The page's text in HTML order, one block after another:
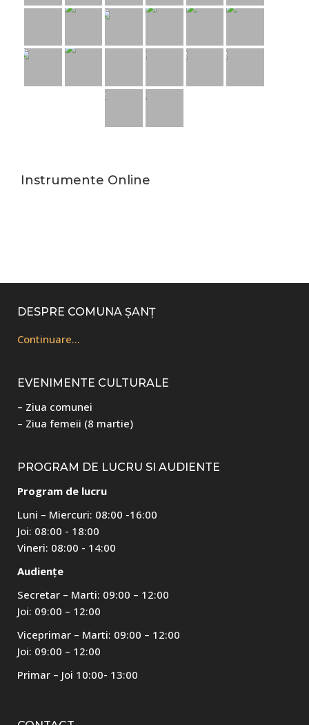
Instrumente Online
Footer
DESPRE COMUNA ȘANȚ
Continuare…
EVENIMENTE CULTURALE
– Ziua comunei
– Ziua femeii (8 martie)
PROGRAM DE LUCRU SI AUDIENTE
Program de lucru
Luni – Miercuri: 08:00 -16:00
Joi: 08:00 - 18:00
Vineri: 08:00 - 14:00
Audiențe
Secretar – Marti: 09:00 – 12:00
Joi: 09:00 – 12:00
Viceprimar – Marti: 09:00 – 12:00
Joi: 09:00 – 12:00
Primar – Joi 10:00- 13:00